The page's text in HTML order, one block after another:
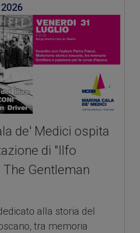
de' Medici ospita
di "Ilfo
Gentleman
alla storia del
tra memoria